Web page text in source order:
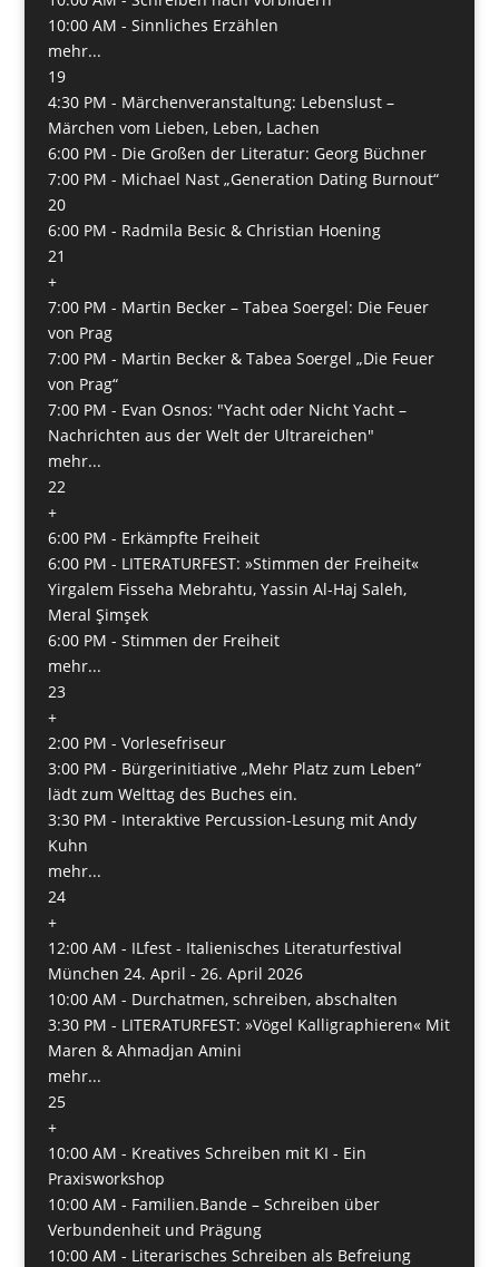
10:00 AM - Sinnliches Erzählen
mehr...
19
4:30 PM - Märchenveranstaltung: Lebenslust –
Märchen vom Lieben, Leben, Lachen
6:00 PM - Die Großen der Literatur: Georg Büchner
7:00 PM - Michael Nast „Generation Dating Burnout“
20
6:00 PM - Radmila Besic & Christian Hoening
21
+
7:00 PM - Martin Becker – Tabea Soergel: Die Feuer
von Prag
7:00 PM - Martin Becker & Tabea Soergel „Die Feuer
von Prag“
7:00 PM - Evan Osnos: "Yacht oder Nicht Yacht –
Nachrichten aus der Welt der Ultrareichen"
mehr...
22
+
6:00 PM - Erkämpfte Freiheit
6:00 PM - LITERATURFEST: »Stimmen der Freiheit«
Yirgalem Fisseha Mebrahtu, Yassin Al-Haj Saleh,
Meral Şimşek
6:00 PM - Stimmen der Freiheit
mehr...
23
+
2:00 PM - Vorlesefriseur
3:00 PM - Bürgerinitiative „Mehr Platz zum Leben“
lädt zum Welttag des Buches ein.
3:30 PM - Interaktive Percussion-Lesung mit Andy
Kuhn
mehr...
24
+
12:00 AM - ILfest - Italienisches Literaturfestival
München 24. April - 26. April 2026
10:00 AM - Durchatmen, schreiben, abschalten
3:30 PM - LITERATURFEST: »Vögel Kalligraphieren« Mit
Maren & Ahmadjan Amini
mehr...
25
+
10:00 AM - Kreatives Schreiben mit KI - Ein
Praxisworkshop
10:00 AM - Familien.Bande – Schreiben über
Verbundenheit und Prägung
10:00 AM - Literarisches Schreiben als Befreiung